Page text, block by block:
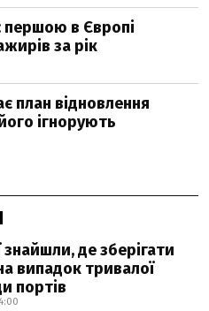
першою в Європі
за рік
план відновлення
ігнорують
знайшли, де зберігати
випадок тривалої
портів